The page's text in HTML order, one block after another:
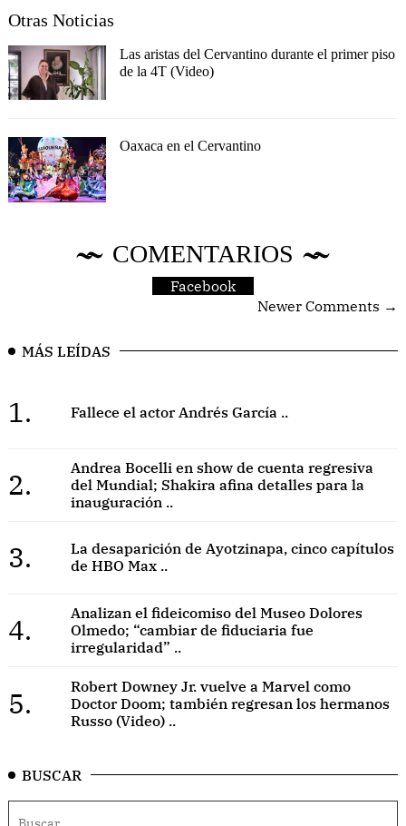
Otras Noticias
Las aristas del Cervantino durante el primer piso
de la 4T (Video)
Oaxaca en el Cervantino
COMENTARIOS
Facebook
Newer Comments →
MÁS LEÍDAS
1. Fallece el actor Andrés García ..
2.
Andrea Bocelli en show de cuenta regresiva
del Mundial; Shakira afina detalles para la
inauguración ..
3.
La desaparición de Ayotzinapa, cinco capítulos
de HBO Max ..
4.
Analizan el fideicomiso del Museo Dolores
Olmedo; “cambiar de fiduciaria fue
irregularidad” ..
5.
Robert Downey Jr. vuelve a Marvel como
Doctor Doom; también regresan los hermanos
Russo (Video) ..
BUSCAR